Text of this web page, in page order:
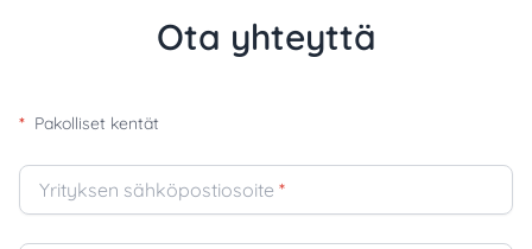
Ota yhteyttä
* Pakolliset kentät
Yrityksen sähköpostiosoite *